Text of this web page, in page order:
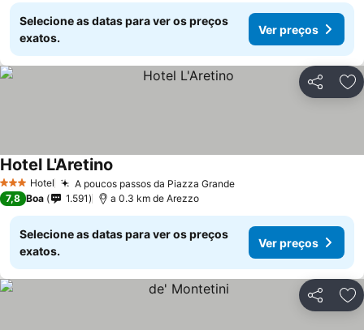
Selecione as datas para ver os preços
exatos.
Ver preços
Partilhar
3 EstrelasHotel A poucos passos da Piazza Grande
Hotel L'Aretino
7,8 Boa 1.591 a 0.3 km de Arezzo
Selecione as datas para ver os preços
exatos.
Ver preços
Partilhar